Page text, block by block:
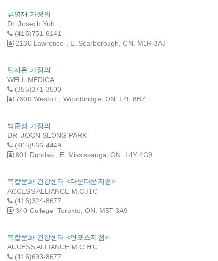
류영재 가정의
Dr. Joseph Yuh
(416)751-6141
2130 Lawrence , E. Scarborough, ON. M1R 3A6
민재은 가정의
WELL MEDICA
(855)371-3500
7600 Weston , Woodbridge, ON. L4L 8B7
박준성 가정의
DR. JOON SEONG PARK
(905)566-4449
801 Dundas , E. Mississauga, ON. L4Y 4G9
복합문화 건강센터 <다운타운지점>
ACCESS ALLIANCE M.C.H.C
(416)324-8677
340 College, Toronto, ON. M5T 3A9
복합문화 건강센터 <덴포스지점>
ACCESS ALLIANCE M.C.H.C
(416)693-8677